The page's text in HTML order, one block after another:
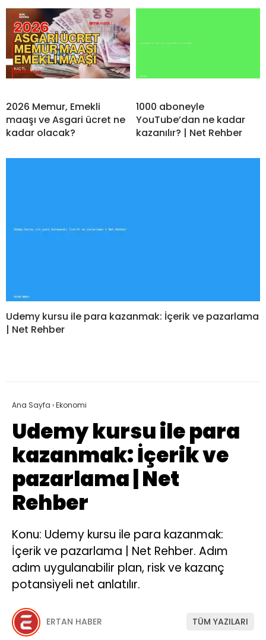
2026 Memur, Emekli
maaşı ve Asgari ücret ne
kadar olacak?
1000 aboneyle
YouTube’dan ne kadar
kazanılır? | Net Rehber
Udemy kursu ile para kazanmak: İçerik ve pazarlama
| Net Rehber
Ana Sayfa ›Ekonomi
Udemy kursu ile para
kazanmak: İçerik ve
pazarlama | Net
Rehber
Konu: Udemy kursu ile para kazanmak:
İçerik ve pazarlama | Net Rehber. Adım
adım uygulanabilir plan, risk ve kazanç
potansiyeli net anlatılır.
ERTAN HABER TÜM YAZILARI